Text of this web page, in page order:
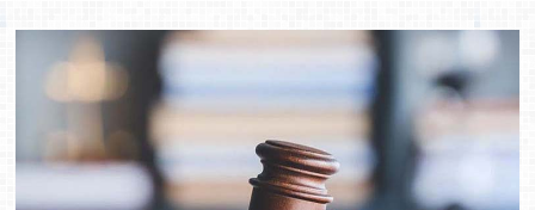
ξεφεύγουν
πληρώνουν
εκπαιδευτικοί